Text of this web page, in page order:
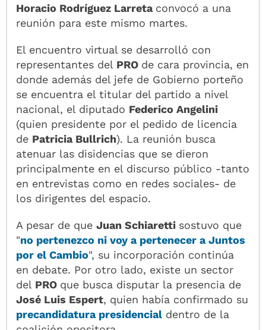
Horacio Rodríguez Larreta convocó a una
reunión para este mismo martes.
El encuentro virtual se desarrolló con
representantes del PRO de cara provincia, en
donde además del jefe de Gobierno porteño
se encuentra el titular del partido a nivel
nacional, el diputado Federico Angelini
(quien presidente por el pedido de licencia
de Patricia Bullrich). La reunión busca
atenuar las disidencias que se dieron
principalmente en el discurso público -tanto
en entrevistas como en redes sociales- de
los dirigentes del espacio.
A pesar de queJuan Schiaretti sostuvo que
"no pertenezco ni voy a pertenecer aJuntos
por el Cambio", su incorporación continúa
en debate. Por otro lado, existe un sector
del PRO que busca disputar la presencia de
José Luis Espert, quien había confirmado su
precandidatura presidencial dentro de la